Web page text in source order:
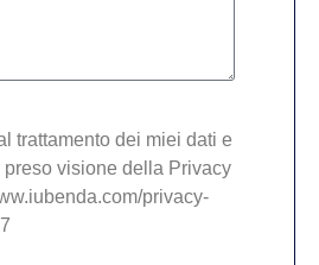
trattamento dei miei dati e
visione della Privacy
privacy-